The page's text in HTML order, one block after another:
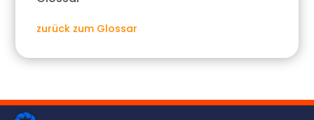
zurück zum Glossar